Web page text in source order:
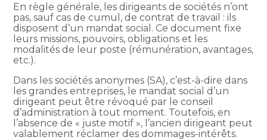
En règle générale, les dirigeants de sociétés n’ont
pas, sauf cas de cumul, de contrat de travail : ils
disposent d’un mandat social. Ce document fixe
leurs missions, pouvoirs, obligations et les
modalités de leur poste (rémunération, avantages,
etc.).
Dans les sociétés anonymes (SA), c’est-à-dire dans
les grandes entreprises, le mandat social d’un
dirigeant peut être révoqué par le conseil
d’administration à tout moment. Toutefois, en
l’absence de « juste motif », l’ancien dirigeant peut
valablement réclamer des dommages-intérêts.